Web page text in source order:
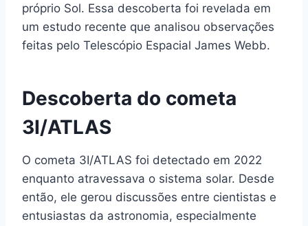
próprio Sol. Essa descoberta foi revelada em
um estudo recente que analisou observações
feitas pelo Telescópio Espacial James Webb.
Descoberta do cometa
3I/ATLAS
O cometa 3I/ATLAS foi detectado em 2022
enquanto atravessava o sistema solar. Desde
então, ele gerou discussões entre cientistas e
entusiastas da astronomia, especialmente